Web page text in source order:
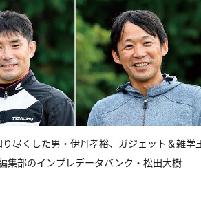
尽くした男・伊丹孝裕、ガジェット＆雑学
集部のインプレデータバンク・松田大樹